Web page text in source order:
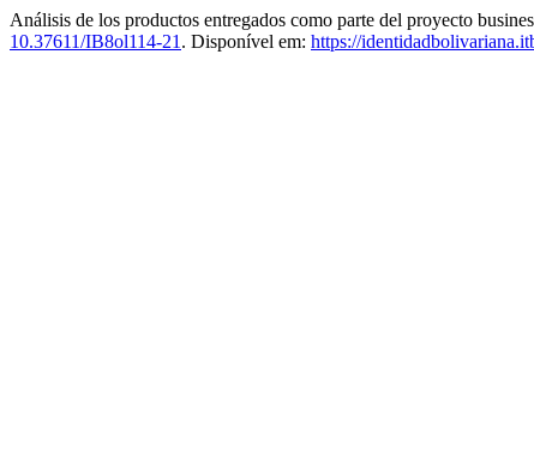
Análisis de los productos entregados como parte del proyecto
10.37611/IB8ol114-21 . Disponível em: https://